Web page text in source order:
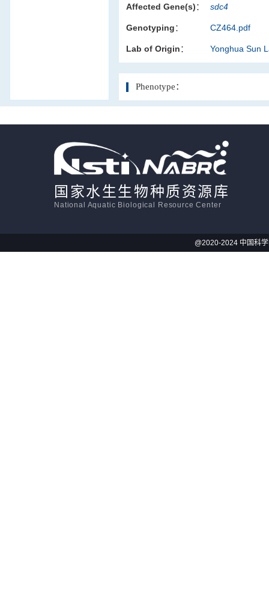
Affected Gene(s)： sdc4
Genotyping： CZ464.pdf
Lab of Origin： Yonghua Sun
Phenotype：
国家水生生物种质资源库
National Aquatic Biological Resource Center
@2020-2024 中国科